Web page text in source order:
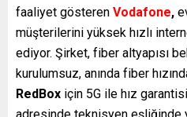
faaliyet gösteren Vodafone,
müşterilerini yüksek hızlı
ediyor. Şirket, fiber altyapısı
kurulumsuz, anında fiber
RedBox için 5G ile hız
adresinde teknisyen eşliğinde